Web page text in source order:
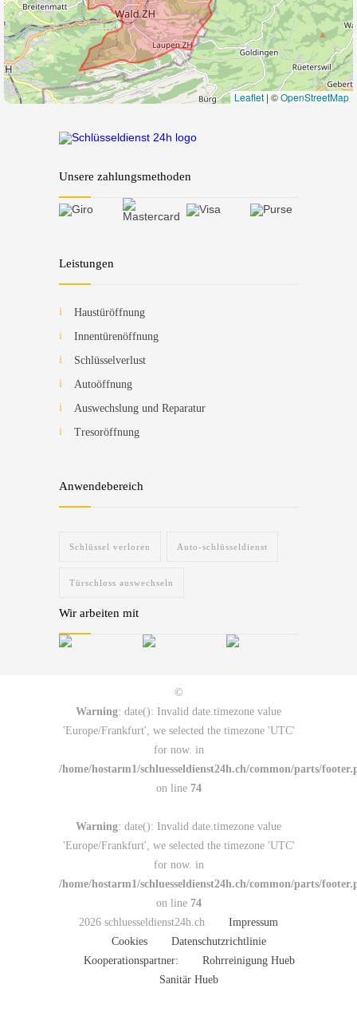
Leaflet | ©OpenStreetMap
Unsere zahlungsmethoden
Leistungen
Haustüröffnung
Innentürenöffnung
Schlüsselverlust
Autoöffnung
Auswechslung und Reparatur
Tresoröffnung
Anwendebereich
Schlüssel verloren Auto-schlüsseldienst
Türschloss auswechseln
Wir arbeiten mit
©
Warning: date(): Invalid date.timezone value
'Europe/Frankfurt', we selected the timezone 'UTC'
for now. in
/home/hostarm1/schluesseldienst24h.ch/common/parts/
on line 74
Warning: date(): Invalid date.timezone value
'Europe/Frankfurt', we selected the timezone 'UTC'
for now. in
/home/hostarm1/schluesseldienst24h.ch/common/parts/
on line 74
2026 schluesseldienst24h.ch
Impressum
Cookies
Datenschutzrichtlinie
Kooperationspartner:
Rohrreinigung Hueb
Sanitär Hueb